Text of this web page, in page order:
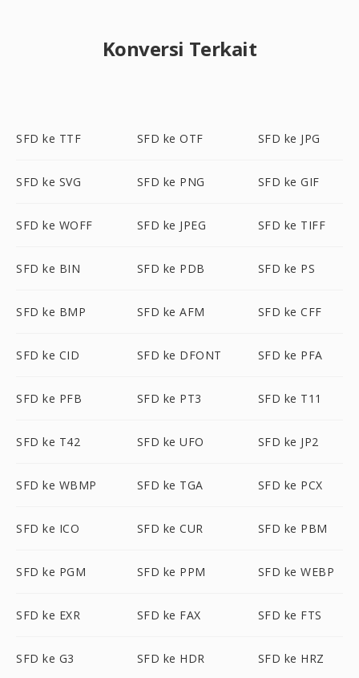
Konversi Terkait
SFD ke TTF SFD ke OTF SFD ke JPG
SFD ke SVG SFD ke PNG SFD ke GIF
SFD ke WOFF SFD ke JPEG SFD ke TIFF
SFD ke BIN SFD ke PDB SFD ke PS
SFD ke BMP SFD ke AFM SFD ke CFF
SFD ke CID SFD ke DFONT SFD ke PFA
SFD ke PFB SFD ke PT3 SFD ke T11
SFD ke T42 SFD ke UFO SFD ke JP2
SFD ke WBMP SFD ke TGA SFD ke PCX
SFD ke ICO SFD ke CUR SFD ke PBM
SFD ke PGM SFD ke PPM SFD ke WEBP
SFD ke EXR SFD ke FAX SFD ke FTS
SFD ke G3 SFD ke HDR SFD ke HRZ